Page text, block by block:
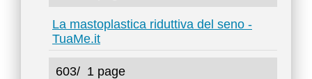
La mastoplastica riduttiva del seno -
TuaMe.it
603/ 1 page